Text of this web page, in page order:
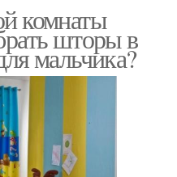
комнаты
шторы в
мальчика?